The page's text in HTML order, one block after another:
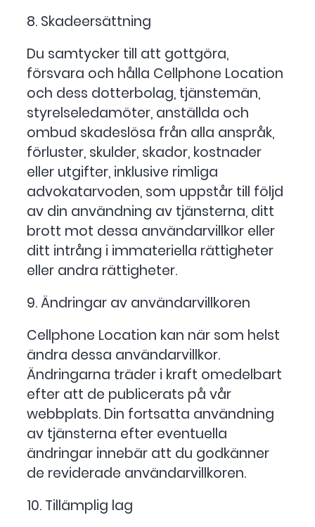
8. Skadeersättning
Du samtycker till att gottgöra,
försvara och hålla Cellphone Location
och dess dotterbolag, tjänstemän,
styrelseledamöter, anställda och
ombud skadeslösa från alla anspråk,
förluster, skulder, skador, kostnader
eller utgifter, inklusive rimliga
advokatarvoden, som uppstår till följd
av din användning av tjänsterna, ditt
brott mot dessa användarvillkor eller
ditt intrång i immateriella rättigheter
eller andra rättigheter.
9. Ändringar av användarvillkoren
Cellphone Location kan när som helst
ändra dessa användarvillkor.
Ändringarna träder i kraft omedelbart
efter att de publicerats på vår
webbplats. Din fortsatta användning
av tjänsterna efter eventuella
ändringar innebär att du godkänner
de reviderade användarvillkoren.
10. Tillämplig lag